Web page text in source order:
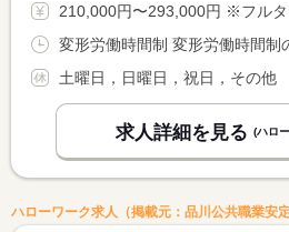
210,000円〜293,000円 ※フルタイム求人の場合は月額（換算額）、パ
土曜日，日曜日，祝日，その他
求人詳細を見る (ハロ
ハローワーク求人（掲載元：品川公共職業安定